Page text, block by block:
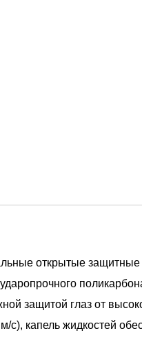
открытые защитные
защитой глаз от
м/с), капель жидкостей